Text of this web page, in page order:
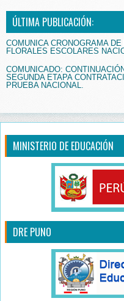
ÚLTIMA PUBLICACIÓN:
COMUNICA CRONOGRAMA
FLORALES ESCOLARES
COMUNICADO:
SEGUNDA ETAPA
PRUEBA NACIONAL.
MINISTERIO DE EDUCACIÓN
DRE PUNO